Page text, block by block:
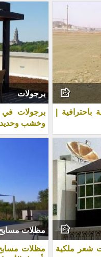
|
برجولات
برجولات
وخشب وحديد
شعر ملكية
مظلات
مظلات